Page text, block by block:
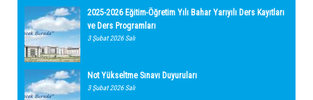
2025-2026 Eğitim-Öğretim Yılı Bahar Yarıyılı Ders Kayıtları
ve Ders Programları
3 Şubat 2026 Salı
Not Yükseltme Sınavı Duyuruları
3 Şubat 2026 Salı